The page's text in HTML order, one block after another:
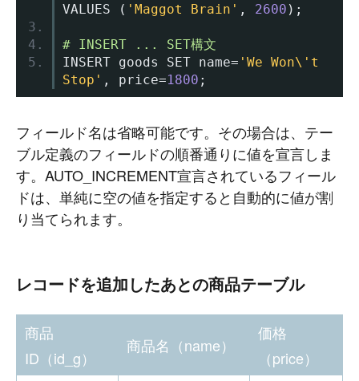
VALUES
( 'Maggot Brain' , 2600 );
# INSERT ... SET構文
INSERT goods SET name= 'We Won\'t
Stop' , price=1800 ;
フィールド名は省略可能です。その場合は、テー
ブル定義のフィールドの順番通りに値を宣言しま
す。AUTO_INCREMENT宣言されているフィール
ドは、単純に空の値を指定すると自動的に値が割
り当てられます。
レコードを追加したあとの商品テーブル
商品
ID（id_g）
商品名（name）
価格
（price）